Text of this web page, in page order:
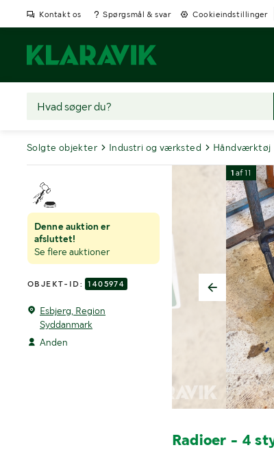
Kontakt os Spørgsmål & svar Cookieindstillinger
Solgte objekter Industri og værksted Håndværktøj
Denne auktion er
afsluttet!
Se flere auktioner
OBJEKT-ID: 1405974
Esbjerg, Region
Syddanmark
Anden
1 af11
Radioer - 4